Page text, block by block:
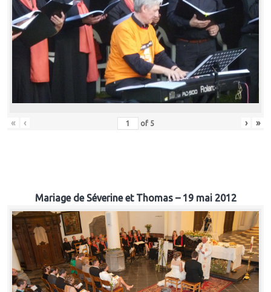
« ‹ of 5 › »
Mariage de Séverine et Thomas – 19 mai 2012